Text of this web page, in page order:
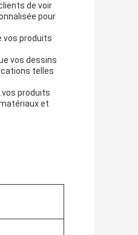
de voir
pour
vos produits
vos dessins
telles
produits
et